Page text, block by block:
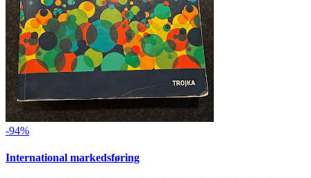
-94%
International markedsføring